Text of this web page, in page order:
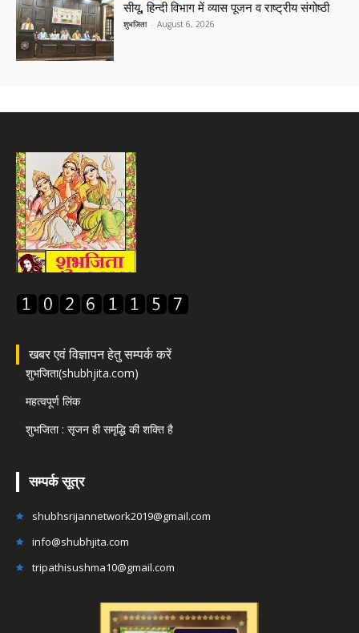
सीयू, हिन्दी विभाग में व्यास पूजन व राष्ट्रीय संगोष्ठी
शुभजिता - August 6, 2026
खबर एवं विज्ञापन हेतु सम्पर्क करें
शुभजिता(shubhjita.com)
महत्वपूर्ण लिंक
शुभजिता : सृजन ही समृद्धि की शक्ति है
सम्पर्क सूत्र
shubhsrijannetwork2019@gmail.com
info@shubhjita.com
tripathisushma10@gmail.com